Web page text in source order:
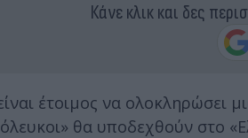
Κάνε κλικ και δες
έτοιμος να ολοκληρώσει
θα υποδεχθούν στο